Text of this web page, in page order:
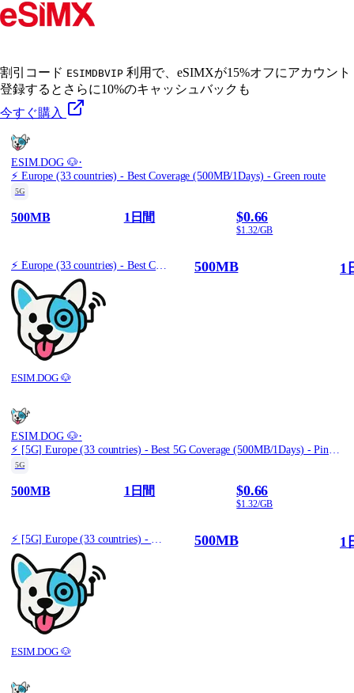
割引コード ESIMDBVIP 利用で、eSIMXが15%オフにアカウント
登録するとさらに10%のキャッシュバックも
今すぐ購入
ESIM.DOG 🐶·
⚡️ Europe (33 countries) - Best Coverage (500MB/1Days) - Green route
5G
500MB 1日間 $0.66
$1.32/GB
ESIM.DOG 🐶
500MB 1
ESIM.DOG 🐶·
5G
500MB 1日間 $0.66
$1.32/GB
ESIM.DOG 🐶
500MB 1